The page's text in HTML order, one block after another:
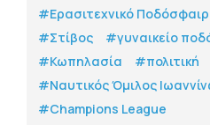
#Eρασιτεχνικό
#Στίβος
#γυναικείο
#Κωπηλασία
#πολιτική
#Ναυτικός Όμιλος
#Champions League